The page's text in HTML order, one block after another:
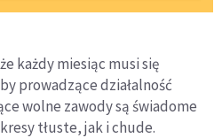
każdy miesiąc musi się
prowadzące działalność
wolne zawody są świadome
tłuste, jak i chude.